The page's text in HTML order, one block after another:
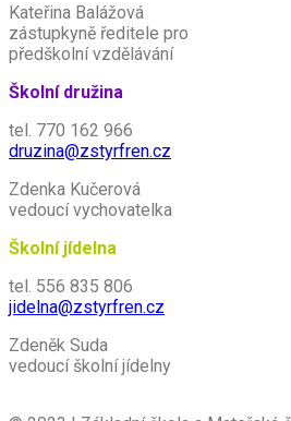
Kateřina Balážová
zástupkyně ředitele pro
předškolní vzdělávání
Školní družina
tel. 770 162 966
druzina@zstyrfren.cz
Zdenka Kučerová
vedoucí vychovatelka
Školní jídelna
tel. 556 835 806
jidelna@zstyrfren.cz
Zdeněk Suda
vedoucí školní jídelny